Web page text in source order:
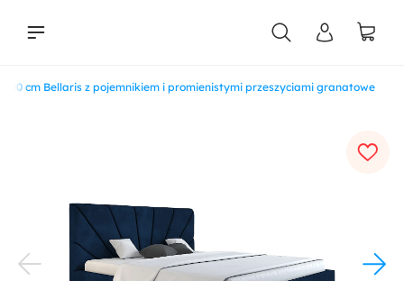
cm Bellaris z pojemnikiem i promienistymi przeszyciami granatowe